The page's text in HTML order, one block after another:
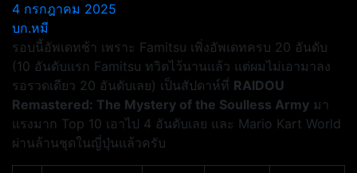
4 กรกฎาคม 2025
บก.หมี
รอบนี้อัพเดทช้า เพราะ Famitsu เพิ่งอัพเดทครบ 20 อันดับ
(10 อันดับแรก Famitsu ทวิตไว้นานแล้ว แต่ผมไม่เอามาลง
รอรวดเดียว 20 อันดับเลย) เป็นสัปดาห์ที่ RAIDOU
Remastered: The Mystery of the Soulless Army มา
แรงมาก Top 10 เอาไป 4 อันดับเลย และ Mario Kart World
ผ่านล้านชุดในญี่ปุ่นแล้วครับ